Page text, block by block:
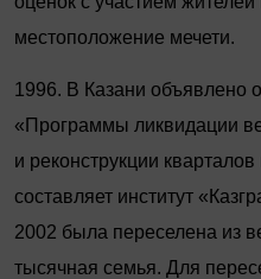
местоположение мечети.
1996. В Казани объявлено
«Программы ликвидации
и реконструкции
составляет институт
2002 была переселена из
тысячная семья. Для